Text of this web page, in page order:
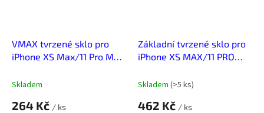
VMAX tvrzené sklo pro
iPhone XS Max/11 Pro Max
Skladem
264 Kč / ks
Základní tvrzené sklo pro
iPhone XS MAX/11 PRO
Skladem (>5 ks)
462 Kč / ks